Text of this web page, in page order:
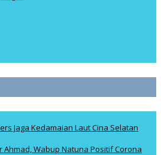
Jaga Kedamaian Laut Cina Selatan
Ahmad, Wabup Natuna Positif Corona